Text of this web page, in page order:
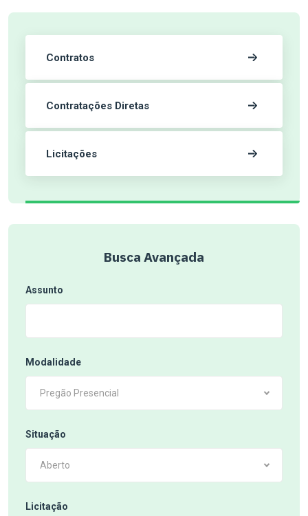
Contratos
Contratações Diretas
Licitações
Busca Avançada
Assunto
Modalidade
Pregão Presencial
Situação
Aberto
Licitação